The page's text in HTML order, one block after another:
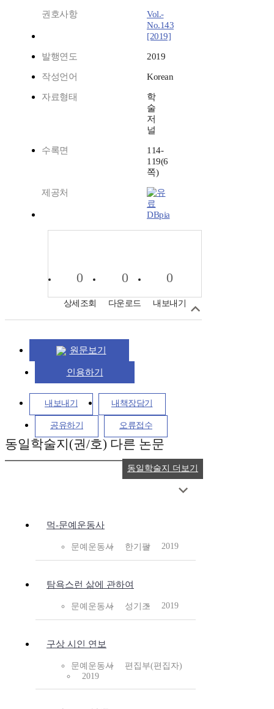
권호사항
Vol.-
No.143
[2019]
발행연도 2019
작성언어 Korean
자료형태
학
술
저
널
수록면
114-
119(6
쪽)
제공처
DBpia
0
상세조회
0
다운로드
0
내보내기
원문보기
인용하기
내보내기 내책장담기
공유하기 오류접수
동일학술지(권/호) 다른 논문
먹-문예운동사
문예운동사 한기팔 2019
탐욕스런 삶에 관하여
문예운동사 성기조 2019
구상 시인 연보
문예운동사
편집부(편집자)
2019
동일학술지 더보기